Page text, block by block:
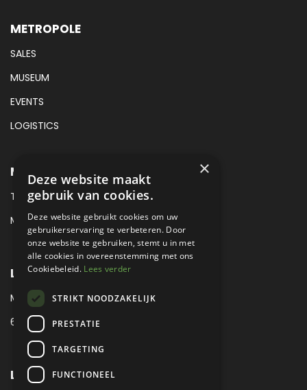
METROPOLE
SALES
MUSEUM
EVENTS
LOGISTICS
METROPOLE SALES CONTACT
TEL:+31 (0) 88 425 94 00
MAIL:SALES@METROPOLE.NL
LOCATIE
MEUBELLAAN 1 / VIA ENZO FERRARI
6651 KV DRUTEN / THE NETHERLANDS
LEGAL
×
Deze website maakt
gebruik van cookies.
Deze website gebruikt cookies om uw
gebruikerservaring te verbeteren. Door
onze website te gebruiken, stemt u in met
alle cookies in overeenstemming met ons
Cookiebeleid. Lees verder
STRIKT NOODZAKELIJK
PRESTATIE
TARGETING
FUNCTIONEEL